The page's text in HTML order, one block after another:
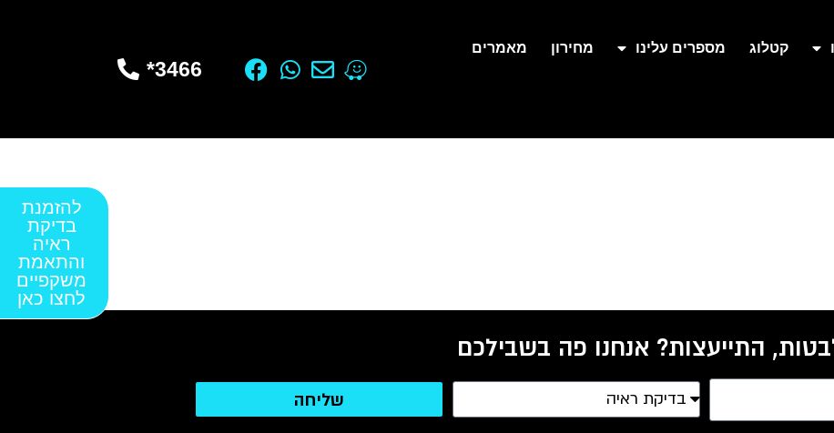
קטלוג מספרים עלינו מחירון מאמרים
3466*
התייעצות? אנחנו פה בשבילכם
שליחה
להזמנת
בדיקת
ראיה
והתאמת
משקפיים
לחצו כאן